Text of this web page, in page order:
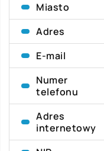
Miasto
Adres
E-mail
Numer
telefonu
Adres
internetowy